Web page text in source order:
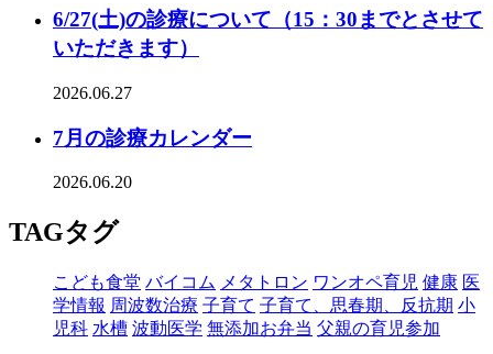
6/27(土)の診療について（15：30までとさせて
いただきます）
2026.06.27
7月の診療カレンダー
2026.06.20
TAGタグ
こども食堂 バイコム メタトロン ワンオペ育児 健康 医
学情報 周波数治療 子育て 子育て、思春期、反抗期 小
児科 水槽 波動医学 無添加お弁当 父親の育児参加